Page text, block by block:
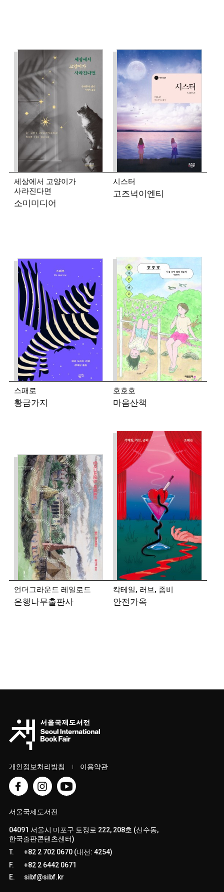
세상에서 고양이가
사라진다면
소미미디어
시스터
고즈넉이엔티
스패로
황금가지
호호호
마음산책
언더그라운드 레일로드
은행나무출판사
칵테일, 러브, 좀비
안전가옥
개인정보처리방침 이용약관
서울국제도서전
04091 서울시 마포구 토정로 222, 208호 (신수동,
한국출판콘텐츠센터)
T.
+82 2 702 0670 (내선: 4254)
F.
+82 2 6442 0671
E.
sibf@sibf.kr